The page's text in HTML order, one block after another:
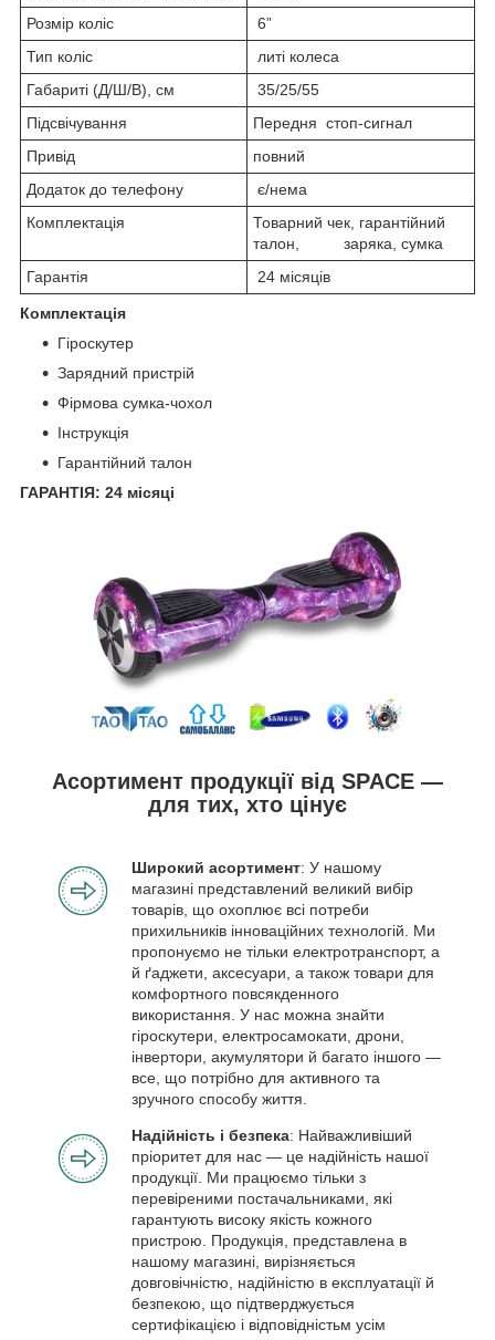
Розмір коліс
6”
Тип коліс
литі колеса
Габариті (Д/Ш/В), см
35/25/55
Підсвічування
Передня стоп-сигнал
Привід
повний
Додаток до телефону
є/нема
Комплектація
Товарний чек, гарантійний
талон, заряка, сумка
Гарантія
24 місяців
Комплектація
Гіроскутер
Зарядний пристрій
Фірмова сумка-чохол
Інструкція
Гарантійний талон
ГАРАНТІЯ: 24 місяці
Асортимент продукції від SPACE —
для тих, хто цінує
Широкий асортимент: У нашому
магазині представлений великий вибір
товарів, що охоплює всі потреби
прихильників інноваційних технологій. Ми
пропонуємо не тільки електротранспорт, а
й ґаджети, аксесуари, а також товари для
комфортного повсякденного
використання. У нас можна знайти
гіроскутери, електросамокати, дрони,
інвертори, акумулятори й багато іншого —
все, що потрібно для активного та
зручного способу життя.
Надійність і безпека: Найважливіший
пріоритет для нас — це надійність нашої
продукції. Ми працюємо тільки з
перевіреними постачальниками, які
гарантують високу якість кожного
пристрою. Продукція, представлена в
нашому магазині, вирізняється
довговічністю, надійністю в експлуатації й
безпекою, що підтверджується
сертифікацією і відповідністьм усім